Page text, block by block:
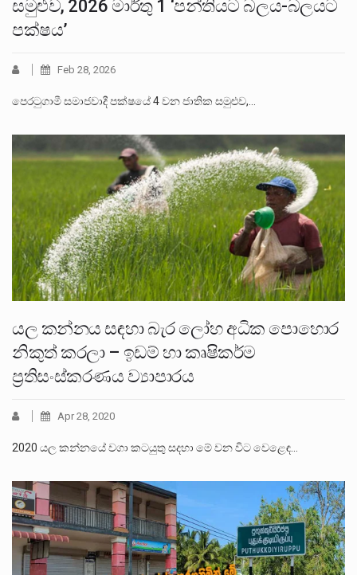
සමුළුව, 2026 මාර්තු 1 ‘පන්තියට බලය-බලයට
පක්ෂය’
Feb 28, 2026
පෙරටුගාමී සමාජවාදී පක්ෂයේ 4 වන ජාතික සමුළුව,…
යල කන්නය සඳහා බැර ලෝහ අධික පොහොර
නිකුත් කරලා – ඉඩම් හා කෘෂිකර්ම
ප්‍රතිසංස්කරණය ව්‍යාපාරය
Apr 28, 2020
2020 යල කන්නයේ වගා කටයුතු සදහා මේ වන විට වෙළෙඳ…